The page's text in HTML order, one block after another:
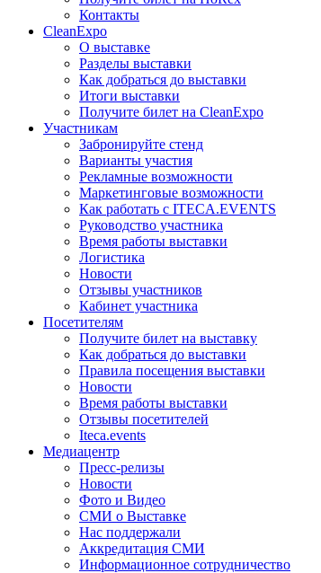
Контакты
CleanExpo
О выставке
Разделы выставки
Как добраться до выставки
Итоги выставки
Получите билет на CleanExpo
Участникам
Забронируйте стенд
Варианты участия
Рекламные возможности
Маркетинговые возможности
Как работать с ITECA.EVENTS
Руководство участника
Время работы выставки
Логистика
Новости
Отзывы участников
Кабинет участника
Посетителям
Получите билет на выставку
Как добраться до выставки
Правила посещения выставки
Новости
Время работы выставки
Отзывы посетителей
Iteca.events
Медиацентр
Пресс-релизы
Новости
Фото и Видео
СМИ о Выставке
Нас поддержали
Аккредитация СМИ
Информационное сотрудничество